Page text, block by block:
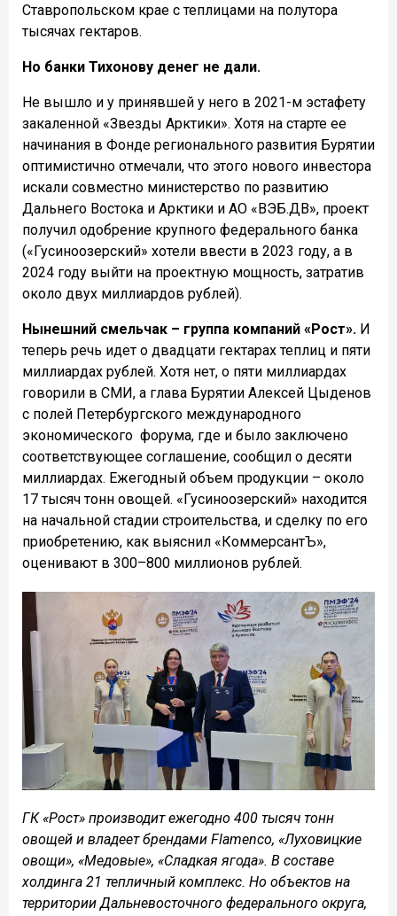
Ставропольском крае с теплицами на полутора
тысячах гектаров.
Но банки Тихонову денег не дали.
Не вышло и у принявшей у него в 2021-м эстафету
закаленной «Звезды Арктики». Хотя на старте ее
начинания в Фонде регионального развития Бурятии
оптимистично отмечали, что этого нового инвестора
искали совместно министерство по развитию
Дальнего Востока и Арктики и АО «ВЭБ.ДВ», проект
получил одобрение крупного федерального банка
(«Гусиноозерский» хотели ввести в 2023 году, а в
2024 году выйти на проектную мощность, затратив
около двух миллиардов рублей).
Нынешний смельчак – группа компаний «Рост». И
теперь речь идет о двадцати гектарах теплиц и пяти
миллиардах рублей. Хотя нет, о пяти миллиардах
говорили в СМИ, а глава Бурятии Алексей Цыденов
с полей Петербургского международного
экономического форума, где и было заключено
соответствующее соглашение, сообщил о десяти
миллиардах. Ежегодный объем продукции – около
17 тысяч тонн овощей. «Гусиноозерский» находится
на начальной стадии строительства, и сделку по его
приобретению, как выяснил «КоммерсантЪ»,
оценивают в 300–800 миллионов рублей.
ГК «Рост» производит ежегодно 400 тысяч тонн
овощей и владеет брендами Flamenco, «Луховицкие
овощи», «Медовые», «Сладкая ягода». В составе
холдинга 21 тепличный комплекс. Но объектов на
территории Дальневосточного федерального округа,